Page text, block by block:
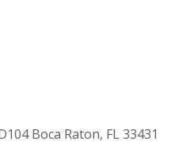
Boca Raton, FL 33431